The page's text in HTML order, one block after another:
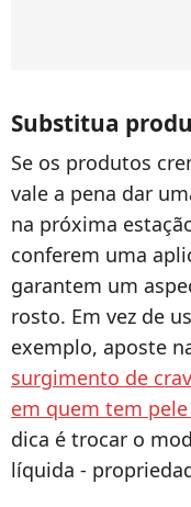
Substitua
Se os produtos
vale a pena dar
na próxima
conferem uma
garantem um
rosto. Em vez de
exemplo, aposte
surgimento de
em quem tem
dica é trocar o
líquida -